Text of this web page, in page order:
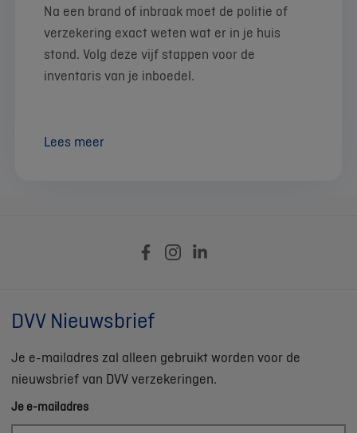
Na een brand of inbraak moet de politie of
verzekering exact weten wat er in je huis
stond. Volg deze vijf stappen voor de
inventaris van je inboedel.
Lees meer
DVV Nieuwsbrief
Je e-mailadres zal alleen gebruikt worden voor de
nieuwsbrief van DVV verzekeringen.
Je e-mailadres